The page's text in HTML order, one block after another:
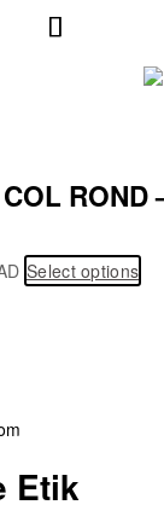
ROND
Select options
Etik